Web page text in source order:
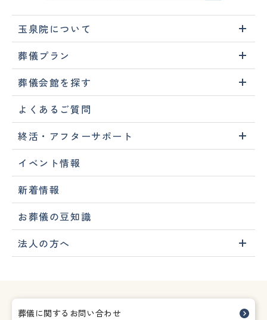
玉泉院について
葬儀プラン
葬儀会館を探す
よくあるご質問
終活・アフターサポート
イベント情報
新着情報
お葬儀の豆知識
法人の方へ
葬儀に関するお問い合わせ